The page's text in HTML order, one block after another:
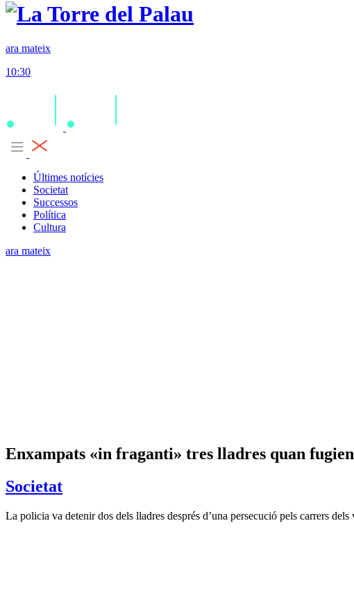
ara mateix
10:30
Últimes notícies
Societat
Successos
Política
Cultura
ara mateix
Enxampats «in fraganti» tres lladres quan
Societat
La policia va detenir dos dels lladres després d’una persecució pels carrers